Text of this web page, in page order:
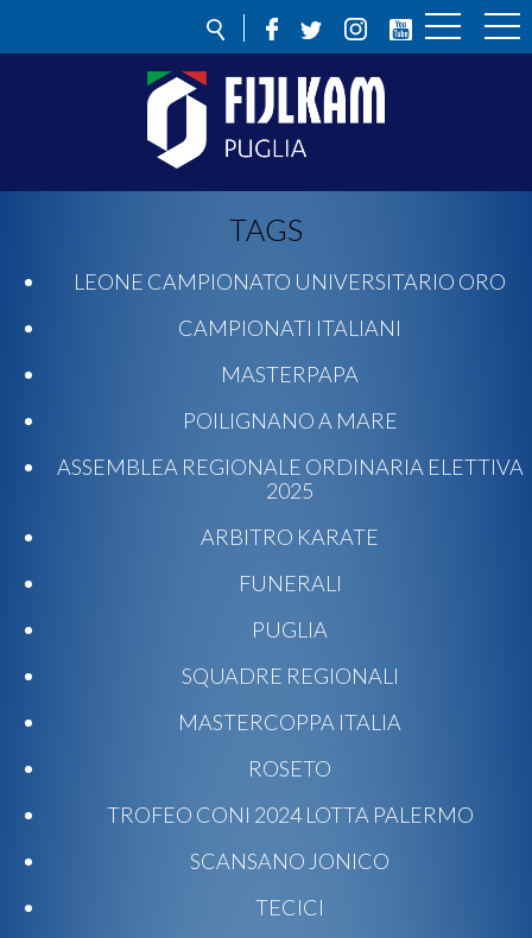
TAGS
LEONE CAMPIONATO UNIVERSITARIO ORO
CAMPIONATI ITALIANI
MASTERPAPA
POILIGNANO A MARE
ASSEMBLEA REGIONALE ORDINARIA ELETTIVA
2025
ARBITRO KARATE
FUNERALI
PUGLIA
SQUADRE REGIONALI
MASTERCOPPA ITALIA
ROSETO
TROFEO CONI 2024 LOTTA PALERMO
SCANSANO JONICO
TECICI